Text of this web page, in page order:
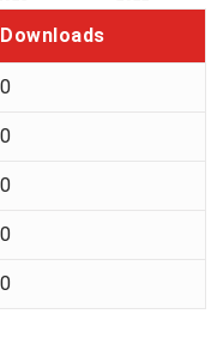
Downloads
0
0
0
0
0